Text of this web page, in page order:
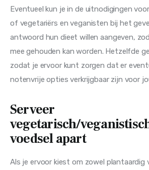
Eventueel kun je in de uitnodigingen
of vegetariërs en veganisten bij het
antwoord hun dieet willen aangeven,
mee gehouden kan worden. Hetzelfde
zodat je ervoor kunt zorgen dat er
notenvrije opties verkrijgbaar zijn voor
Serveer
vegetarisch/
voedsel apart
Als je ervoor kiest om zowel plantaardig